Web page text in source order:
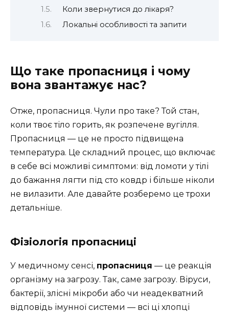
Коли звернутися до лікаря?
Локальні особливості та запити
Що таке пропасниця і чому
вона звантажує нас?
Отже, пропасниця. Чули про таке? Той стан,
коли твоє тіло горить, як розпечене вугілля.
Пропасниця — це не просто підвищена
температура. Це складний процес, що включає
в себе всі можливі симптоми: від ломоти у тілі
до бажання лягти під сто ковдр і більше ніколи
не вилазити. Але давайте розберемо це трохи
детальніше.
Фізіологія пропасниці
У медичному сенсі, пропасниця — це реакція
організму на загрозу. Так, саме загрозу. Віруси,
бактерії, злісні мікроби або чи неадекватний
відповідь імунної системи — всі ці хлопці